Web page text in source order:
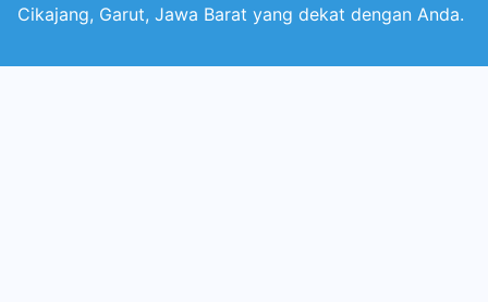
Cikajang, Garut, Jawa Barat yang dekat dengan Anda.